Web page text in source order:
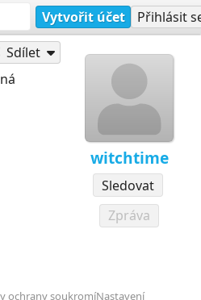
Vytvořit účet Přihlásit
witchtime
Sledovat
Zpráva
Sdílet
ochrany soukromíNastavení